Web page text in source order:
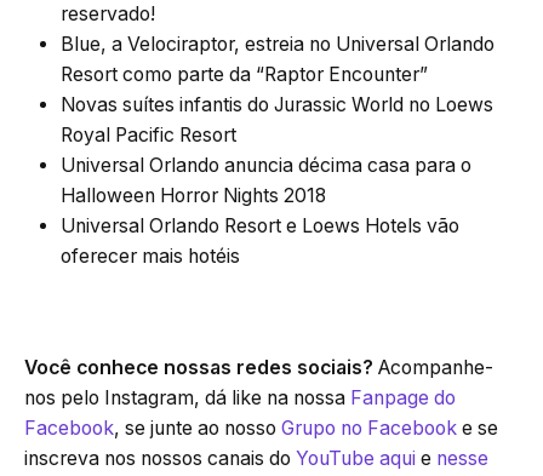
reservado!
Blue, a Velociraptor, estreia no Universal Orlando
Resort como parte da “Raptor Encounter”
Novas suítes infantis do Jurassic World no Loews
Royal Pacific Resort
Universal Orlando anuncia décima casa para o
Halloween Horror Nights 2018
Universal Orlando Resort e Loews Hotels vão
oferecer mais hotéis
Você conhece nossas redes sociais? Acompanhe-
nos pelo Instagram, dá like na nossa Fanpage do
Facebook, se junte ao nosso Grupo no Facebook e se
inscreva nos nossos canais do YouTube aqui e nesse